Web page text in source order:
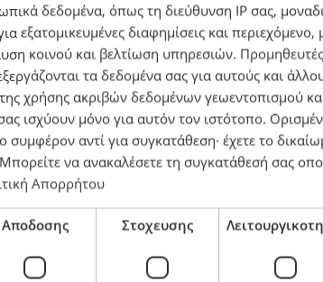
δεδομένα, όπως τη διεύθυνση IP σας,
εξατομικευμένες διαφημίσεις και
κοινού και βελτίωση υπηρεσιών.
τα δεδομένα σας για αυτούς και
χρήσης ακριβών δεδομένων γεωεντοπισμού
ισχύουν μόνο για αυτόν τον ιστότοπο.
συμφέρον αντί για συγκατάθεση· έχετε το
να ανακαλέσετε τη συγκατάθεσή σας
Απορρήτου
Αποδοσης Στοχευσης